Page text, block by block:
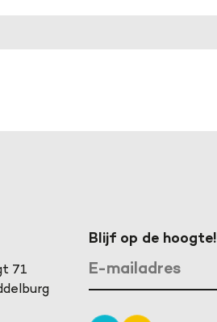
71
Blijf op de hoogte!